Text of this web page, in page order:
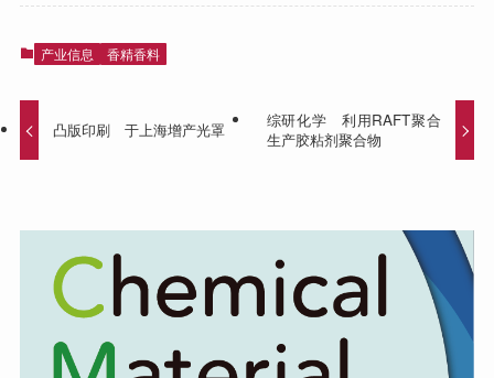
产业信息 香精香料
凸版印刷 于上海增产光罩
综研化学 利用RAFT聚合
生产胶粘剂聚合物